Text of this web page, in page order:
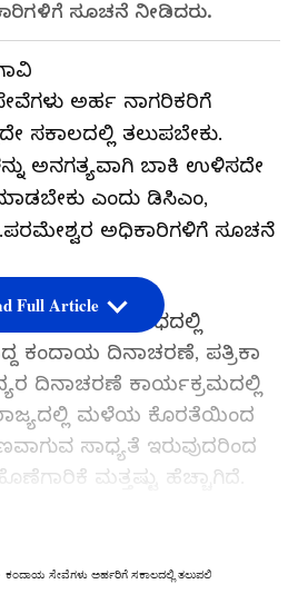
ಸೂಚನೆ ನೀಡಿದರು.
ಅರ್ಹ ನಾಗರಿಕರಿಗೆ
ಸಕಾಲದಲ್ಲಿ ತಲುಪಬೇಕು.
ಅನಗತ್ಯವಾಗಿ ಬಾಕಿ ಉಳಿಸದೇ
ಎಂದು ಡಿಸಿಎಂ,
ಅಧಿಕಾರಿಗಳಿಗೆ ಸೂಚನೆ
ವಿಧಾನಸೌಧದಲ್ಲಿ
ಕಂದಾಯ ದಿನಾಚರಣೆ, ಪತ್ರಿಕಾ
ದಿನಾಚರಣೆ ಕಾರ್ಯಕ್ರಮದಲ್ಲಿ
ಮಳೆಯ ಕೊರತೆಯಿಂದ
ಸಾಧ್ಯತೆ ಇರುವುದರಿಂದ
ಮತ್ತಷ್ಟು ಹೆಚ್ಚಾಗಿದೆ.
ದಿನಾಚರಣೆ ಕೇವಲ
Full Article
ಕಂದಾಯ ಸೇವೆಗಳು ಅರ್ಹರಿಗೆ ಸಕಾಲದಲ್ಲಿ ತಲುಪಲಿ